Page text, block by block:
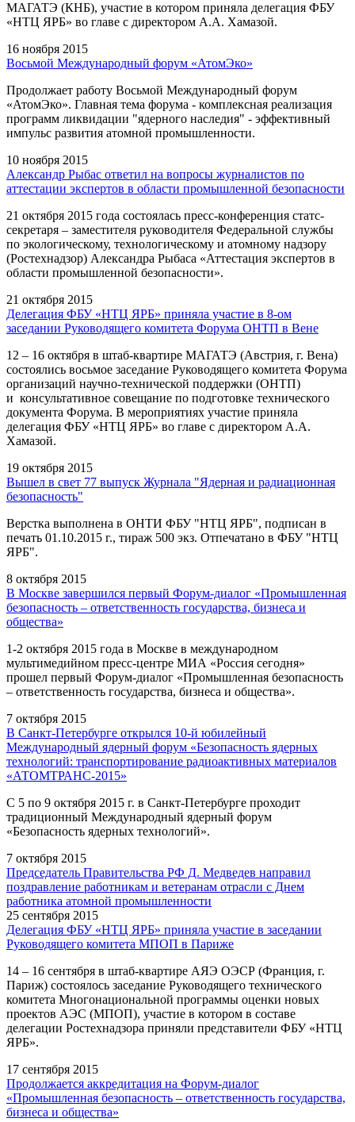
МАГАТЭ (КНБ), участие в котором приняла делегация ФБУ
«НТЦ ЯРБ» во главе с директором А.А. Хамазой.
16 ноября 2015
Восьмой Международный форум «АтомЭко»
Продолжает работу Восьмой Международный форум
«АтомЭко». Главная тема форума - комплексная реализация
программ ликвидации "ядерного наследия" - эффективный
импульс развития атомной промышленности.
10 ноября 2015
Александр Рыбас ответил на вопросы журналистов по
аттестации экспертов в области промышленной безопасности
21 октября 2015 года состоялась пресс-конференция статс-
секретаря – заместителя руководителя Федеральной службы
по экологическому, технологическому и атомному надзору
(Ростехнадзор) Александра Рыбаса «Аттестация экспертов в
области промышленной безопасности».
21 октября 2015
Делегация ФБУ «НТЦ ЯРБ» приняла участие в 8-ом
заседании Руководящего комитета Форума ОНТП в Вене
12 – 16 октября в штаб-квартире МАГАТЭ (Австрия, г. Вена)
состоялись восьмое заседание Руководящего комитета Форума
организаций научно-технической поддержки (ОНТП)
и консультативное совещание по подготовке технического
документа Форума. В мероприятиях участие приняла
делегация ФБУ «НТЦ ЯРБ» во главе с директором А.А.
Хамазой.
19 октября 2015
Вышел в свет 77 выпуск Журнала "Ядерная и радиационная
безопасность"
Верстка выполнена в ОНТИ ФБУ "НТЦ ЯРБ", подписан в
печать 01.10.2015 г., тираж 500 экз. Отпечатано в ФБУ "НТЦ
ЯРБ".
8 октября 2015
В Москве завершился первый Форум-диалог «Промышленная
безопасность – ответственность государства, бизнеса и
общества»
1-2 октября 2015 года в Москве в международном
мультимедийном пресс-центре МИА «Россия сегодня»
прошел первый Форум-диалог «Промышленная безопасность
– ответственность государства, бизнеса и общества».
7 октября 2015
В Санкт-Петербурге открылся 10-й юбилейный
Международный ядерный форум «Безопасность ядерных
технологий: транспортирование радиоактивных материалов
«АТОМТРАНС-2015»
С 5 по 9 октября 2015 г. в Санкт-Петербурге проходит
традиционный Международный ядерный форум
«Безопасность ядерных технологий».
7 октября 2015
Председатель Правительства РФ Д. Медведев направил
поздравление работникам и ветеранам отрасли с Днем
работника атомной промышленности
25 сентября 2015
Делегация ФБУ «НТЦ ЯРБ» приняла участие в заседании
Руководящего комитета МПОП в Париже
14 – 16 сентября в штаб-квартире АЯЭ ОЭСР (Франция, г.
Париж) состоялось заседание Руководящего технического
комитета Многонациональной программы оценки новых
проектов АЭС (МПОП), участие в котором в составе
делегации Ростехнадзора приняли представители ФБУ «НТЦ
ЯРБ».
17 сентября 2015
Продолжается аккредитация на Форум-диалог
«Промышленная безопасность – ответственность государства,
бизнеса и общества»